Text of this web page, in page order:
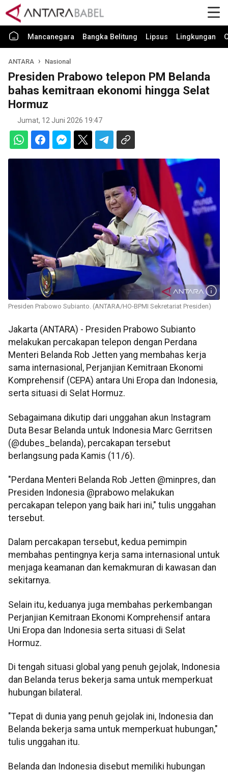
Mancanegara Bangka Belitung Lipsus Lingkungan
ANTARA Nasional
Presiden Prabowo telepon PM Belanda
bahas kemitraan ekonomi hingga Selat
Hormuz
Jumat, 12 Juni 2026 19:47
Presiden Prabowo Subianto. (ANTARA/HO-BPMI Sekretariat Presiden)
Jakarta (ANTARA) - Presiden Prabowo Subianto
melakukan percakapan telepon dengan Perdana
Menteri Belanda Rob Jetten yang membahas kerja
sama internasional, Perjanjian Kemitraan Ekonomi
Komprehensif (CEPA) antara Uni Eropa dan Indonesia,
serta situasi di Selat Hormuz.
Sebagaimana dikutip dari unggahan akun Instagram
Duta Besar Belanda untuk Indonesia Marc Gerritsen
(@dubes_belanda), percakapan tersebut
berlangsung pada Kamis (11/6).
"Perdana Menteri Belanda Rob Jetten @minpres, dan
Presiden Indonesia @prabowo melakukan
percakapan telepon yang baik hari ini," tulis unggahan
tersebut.
Dalam percakapan tersebut, kedua pemimpin
membahas pentingnya kerja sama internasional untuk
menjaga keamanan dan kemakmuran di kawasan dan
sekitarnya.
Selain itu, keduanya juga membahas perkembangan
Perjanjian Kemitraan Ekonomi Komprehensif antara
Uni Eropa dan Indonesia serta situasi di Selat
Hormuz.
Di tengah situasi global yang penuh gejolak, Indonesia
dan Belanda terus bekerja sama untuk memperkuat
hubungan bilateral.
"Tepat di dunia yang penuh gejolak ini, Indonesia dan
Belanda bekerja sama untuk memperkuat hubungan,"
tulis unggahan itu.
Belanda dan Indonesia disebut memiliki hubungan